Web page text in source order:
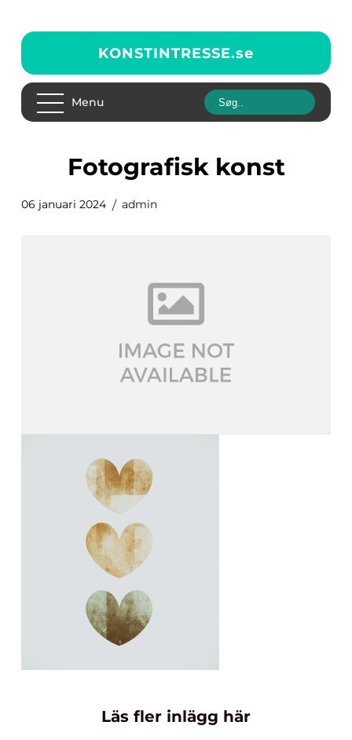
KONSTINTRESSE.se
Menu
fotografisk konst
06 januari 2024 admin
Läs fler inlägg här